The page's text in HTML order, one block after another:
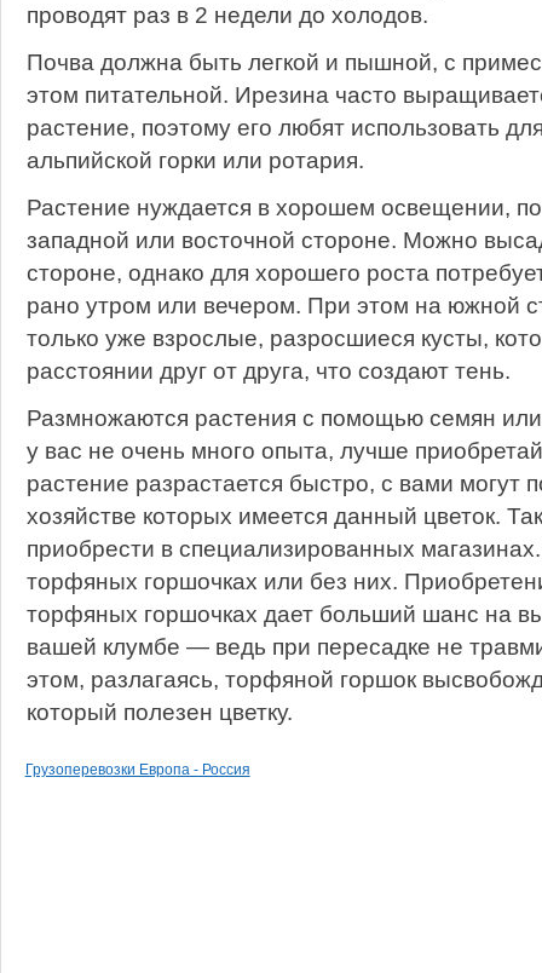
проводят раз в 2 недели до холодов.
Почва должна быть легкой и пышной, с
этом питательной. Ирезина часто
растение, поэтому его любят использовать
альпийской горки или ротария.
Растение нуждается в хорошем освещении,
западной или восточной стороне. Можно
стороне, однако для хорошего роста
рано утром или вечером. При этом на южной
только уже взрослые, разросшиеся кусты,
расстоянии друг от друга, что создают тень.
Размножаются растения с помощью семян
у вас не очень много опыта, лучше
растение разрастается быстро, с вами могут
хозяйстве которых имеется данный цветок.
приобрести в специализированных
торфяных горшочках или без них.
торфяных горшочках дает больший шанс на
вашей клумбе — ведь при пересадке не
этом, разлагаясь, торфяной горшок
который полезен цветку.
Грузоперевозки Европа - Россия